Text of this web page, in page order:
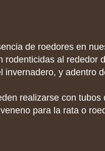
de roedores en
rodenticidas al rededor
y adentro
realizarse con tubos
para la rata o